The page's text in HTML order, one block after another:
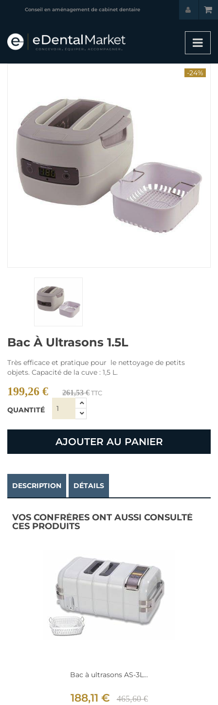
Conseil en aménagement de cabinet dentaire
-24%
Bac À Ultrasons 1.5L
Très efficace et pratique pour le nettoyage de petits
objets. Capacité de la cuve : 1,5 L.
199,26 € 261,53 €TTC
QUANTITÉ
AJOUTER AU PANIER
DESCRIPTION DÉTAILS
VOS CONFRÈRES ONT AUSSI CONSULTÉ
CES PRODUITS
Bac à ultrasons AS-3L...
188,11 € 465,60 €